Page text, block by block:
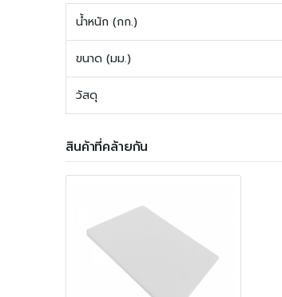
น้ำหนัก (กก.)
ขนาด (มม.)
วัสดุ
สินค้าที่คล้ายกัน